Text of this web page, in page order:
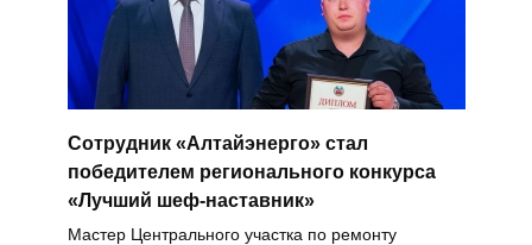
Сотрудник «Алтайэнерго» стал
победителем регионального конкурса
«Лучший шеф-наставник»
Мастер Центрального участка по ремонту